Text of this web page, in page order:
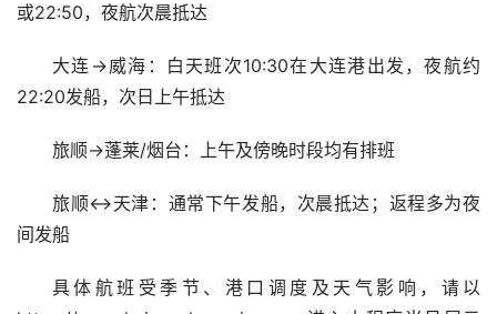
或22:50，夜航次晨抵达
大连→威海：白天班次10:30在大连港出发，夜航约
22:20发船，次日上午抵达
旅顺→蓬莱/烟台：上午及傍晚时段均有排班
旅顺↔天津：通常下午发船，次晨抵达；返程多为夜
间发船
具体航班受季节、港口调度及天气影响，请以